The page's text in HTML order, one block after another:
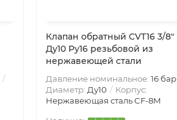
Клапан обратный CVT16 3/8″
Ду10 Ру16 резьбовой из
нержавеющей стали
Давление номинальное: 16 бар
Диаметр: Ду10
Корпус:
Нержавеющая сталь CF-8M